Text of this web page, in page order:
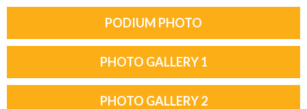
PODIUM PHOTO
PHOTO GALLERY 1
PHOTO GALLERY 2